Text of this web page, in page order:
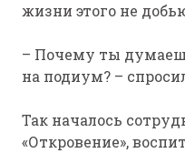
жизни этого не
– Почему ты
на подиум? –
Так началось
«Откровение»,